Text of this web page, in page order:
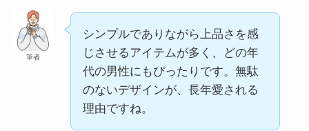
筆者
シンプルでありながら上品さを感
じさせるアイテムが多く、どの年
代の男性にもぴったりです。無駄
のないデザインが、長年愛される
理由ですね。